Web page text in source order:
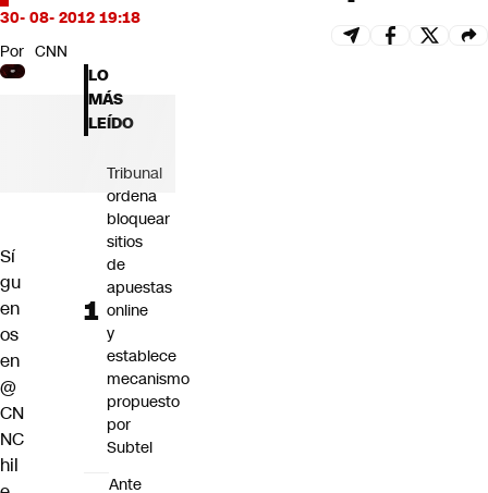
CNN tiempo
Futuro 360
Opinión
30- 08- 2012 19:18
Por CNN
Sí
gu
en
os
en
@
CN
NC
hil
LO
MÁS
LEÍDO
Tribunal
ordena
bloquear
sitios
de
apuestas
online
y
establece
mecanismo
propuesto
por
Subtel
Ante